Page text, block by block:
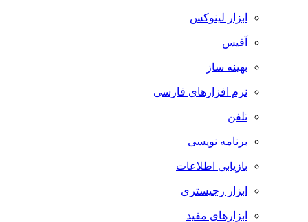
ابزار لینوکس
آفیس
بهینه ساز
نرم افزارهای فارسی
تلفن
برنامه نویسی
بازیابی اطلاعات
ابزار رجیستری
ابزارهای مفید